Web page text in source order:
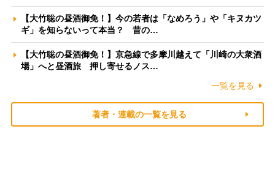
【大竹聡の昼酒御免！】今の若者は「なめろう」や「キヌカツ
ギ」を知らないって本当？ 昔の…
【大竹聡の昼酒御免！】京急線で多摩川越えて「川崎の大衆酒
場」へと昼酒旅 押し寄せるノス…
一覧を見る
著者・連載の一覧を見る